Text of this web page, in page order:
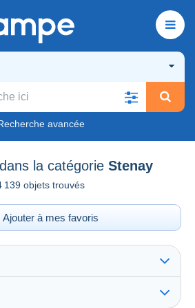
avancée
la catégorie Stenay
139 objets trouvés
Ajouter à mes favoris